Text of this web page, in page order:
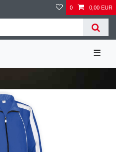
0 0,00 EUR
☰